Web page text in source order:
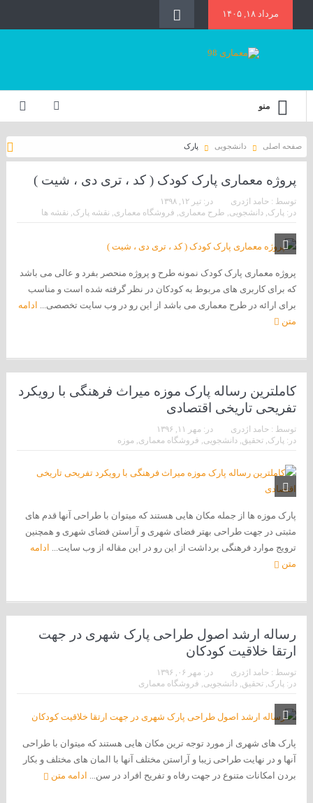
مرداد ۱۸, ۱۴۰۵
منو
صفحه اصلی دانشجویی پارک
پروژه معماری پارک کودک ( کد ، تری دی ، شیت )
توسط : حامد اژدری در: تیر ۱۲, ۱۳۹۸
در: پارک, دانشجویی, طرح معماری, فروشگاه معماری, نقشه پارک, نقشه ها
پروژه معماری پارک کودک نمونه طرح و پروژه منحصر بفرد و عالی می باشد
که برای کاربری های مربوط به کودکان در نظر گرفته شده است و مناسب
برای ارائه در طرح معماری می باشد از این رو در وب سایت تخصصی... ادامه
متن
کاملترین رساله پارک موزه میراث فرهنگی با رویکرد
تفریحی تاریخی اقتصادی
توسط : حامد اژدری در: مهر ۱۱, ۱۳۹۶
در: پارک, تحقیق, دانشجویی, فروشگاه معماری, موزه
پارک موزه ها از جمله مکان هایی هستند که میتوان با طراحی آنها قدم های
مثبتی در جهت طراحی بهتر فضای شهری و آراستن فضای شهری و همچنین
ترویج موارد فرهنگی برداشت از این رو در این مقاله از وب سایت... ادامه
متن
رساله ارشد اصول طراحی پارک شهری در جهت
ارتقا خلاقیت کودکان
توسط : حامد اژدری در: مهر ۰۶, ۱۳۹۶
در: پارک تحقیق دانشجویی فروشگاه معماری
پارک های شهری از مورد توجه ترین مکان هایی هستند که میتوان با طراحی
آنها و در نهایت طراحی زیبا و آراستن مختلف آنها با المان های مختلف و بکار
بردن امکانات متنوع در جهت رفاه و تفریح افراد در سن... ادامه متن